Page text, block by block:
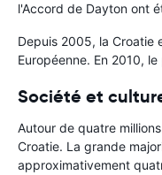
l'Accord de Dayton ont
Depuis 2005, la Croatie
Européenne. En 2010,
Société et
Autour de quatre
Croatie. La grande
approximativement